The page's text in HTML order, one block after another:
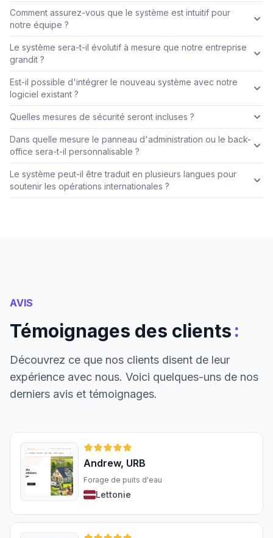
Comment assurez-vous que le système est intuitif pour
notre équipe ?
Le système sera-t-il évolutif à mesure que notre entreprise
grandit ?
Est-il possible d'intégrer le nouveau système avec notre
logiciel existant ?
Quelles mesures de sécurité seront incluses ?
Dans quelle mesure le panneau d'administration ou le back-
office sera-t-il personnalisable ?
Le système peut-il être traduit en plusieurs langues pour
soutenir les opérations internationales ?
AVIS
Témoignages des clients:
Découvrez ce que nos clients disent de leur
expérience avec nous. Voici quelques-uns de nos
derniers avis et témoignages.
Andrew, URB
Forage de puits d'eau
Lettonie